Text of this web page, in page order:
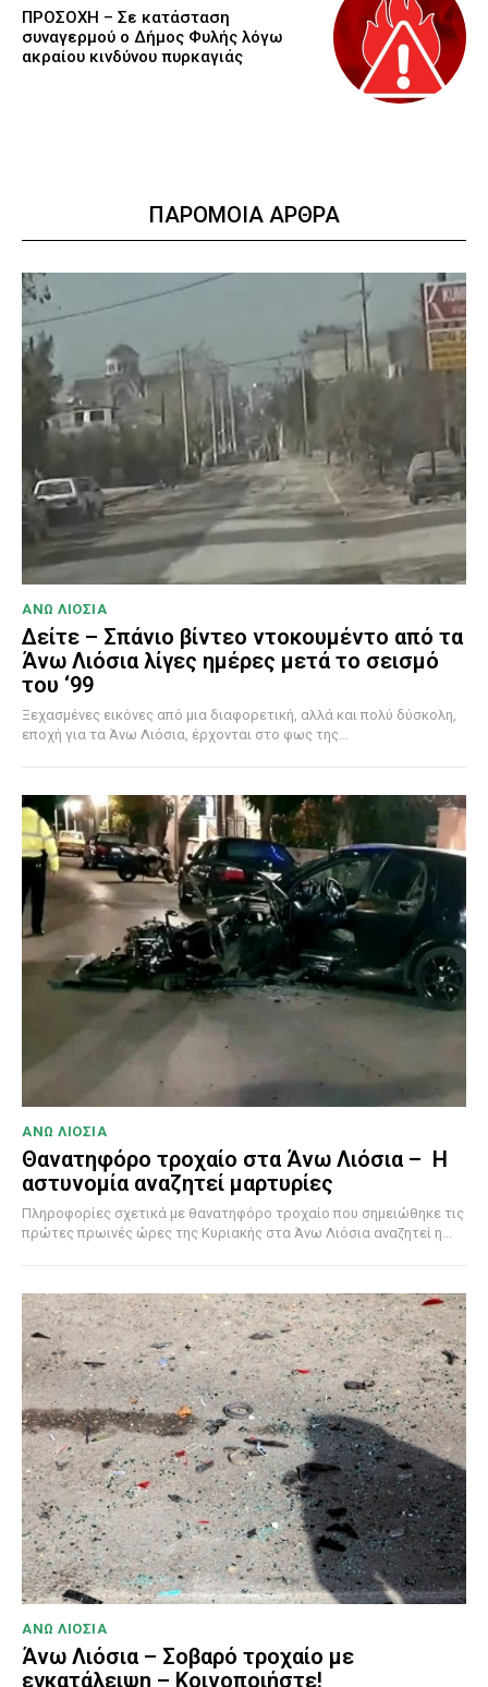
ΠΡΟΣΟΧΗ – Σε κατάσταση
συναγερμού ο Δήμος Φυλής λόγω
ακραίου κινδύνου πυρκαγιάς
ΠΑΡΟΜΟΙΑ ΑΡΘΡΑ
ΑΝΩ ΛΙΟΣΙΑ
Δείτε – Σπάνιο βίντεο ντοκουμέντο από τα
Άνω Λιόσια λίγες ημέρες μετά το σεισμό
του ‘99
Ξεχασμένες εικόνες από μια διαφορετική, αλλά και πολύ δύσκολη,
εποχή για τα Άνω Λιόσια, έρχονται στο φως της...
ΑΝΩ ΛΙΟΣΙΑ
Θανατηφόρο τροχαίο στα Άνω Λιόσια – Η
αστυνομία αναζητεί μαρτυρίες
Πληροφορίες σχετικά με θανατηφόρο τροχαίο που σημειώθηκε τις
πρώτες πρωινές ώρες της Κυριακής στα Άνω Λιόσια αναζητεί η...
ΑΝΩ ΛΙΟΣΙΑ
Άνω Λιόσια – Σοβαρό τροχαίο με
εγκατάλειψη – Κοινοποιήστε!